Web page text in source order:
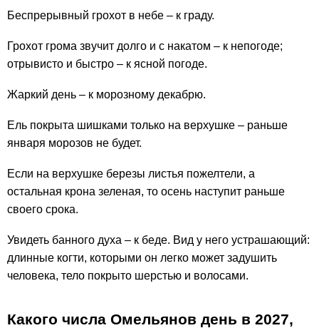
Беспрерывный грохот в небе – к граду.
Грохот грома звучит долго и с накатом – к непогоде;
отрывисто и быстро – к ясной погоде.
Жаркий день – к морозному декабрю.
Ель покрыта шишками только на верхушке – раньше
января морозов не будет.
Если на верхушке березы листья пожелтели, а
остальная крона зеленая, то осень наступит раньше
своего срока.
Увидеть банного духа – к беде. Вид у него устрашающий:
длинные когти, которыми он легко может задушить
человека, тело покрыто шерстью и волосами.
Какого числа Омельянов день в 2027,